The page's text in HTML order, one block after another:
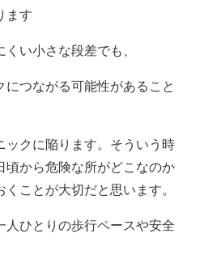
ます
い小さな段差でも、
つながる可能性があること
ックに陥ります。そういう時
頃から危険な所がどこなのか
ことが大切だと思います。
人ひとりの歩行ペースや安全